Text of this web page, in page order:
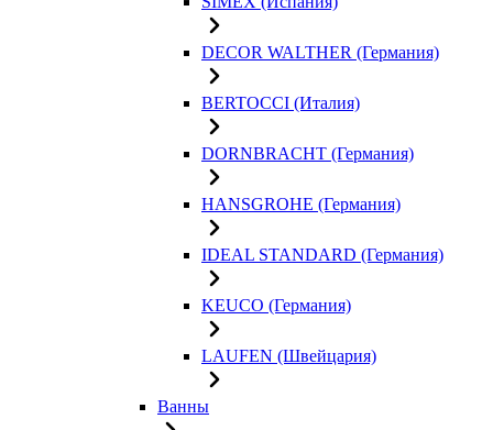
DECOR WALTHER (Германия)
BERTOCCI (Италия)
DORNBRACHT (Германия)
HANSGROHE (Германия)
IDEAL STANDARD (Германия)
KEUCO (Германия)
LAUFEN (Швейцария)
Ванны